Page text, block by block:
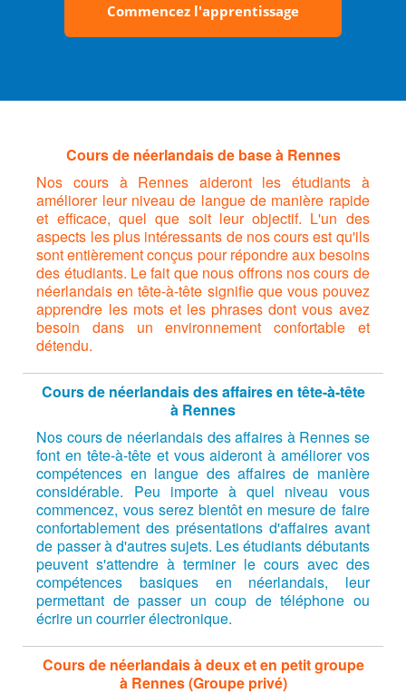
Commencez l'apprentissage
Cours de néerlandais de base à Rennes
Nos cours à Rennes aideront les étudiants à
améliorer leur niveau de langue de manière rapide
et efficace, quel que soit leur objectif. L'un des
aspects les plus intéressants de nos cours est qu'ils
sont entièrement conçus pour répondre aux besoins
des étudiants. Le fait que nous offrons nos cours de
néerlandais en tête-à-tête signifie que vous pouvez
apprendre les mots et les phrases dont vous avez
besoin dans un environnement confortable et
détendu.
Cours de néerlandais des affaires en tête-à-tête
à Rennes
Nos cours de néerlandais des affaires à Rennes se
font en tête-à-tête et vous aideront à améliorer vos
compétences en langue des affaires de manière
considérable. Peu importe à quel niveau vous
commencez, vous serez bientôt en mesure de faire
confortablement des présentations d'affaires avant
de passer à d'autres sujets. Les étudiants débutants
peuvent s'attendre à terminer le cours avec des
compétences basiques en néerlandais, leur
permettant de passer un coup de téléphone ou
écrire un courrier électronique.
Cours de néerlandais à deux et en petit groupe
à Rennes (Groupe privé)